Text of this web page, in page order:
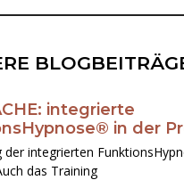
integrierte
in der
der integrierten
das Training
SeiteSeiteSeiteSeite